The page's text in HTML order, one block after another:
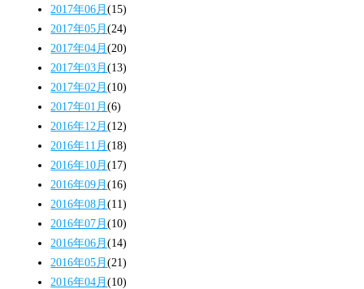
2017年06月(15)
2017年05月(24)
2017年04月(20)
2017年03月(13)
2017年02月(10)
2017年01月(6)
2016年12月(12)
2016年11月(18)
2016年10月(17)
2016年09月(16)
2016年08月(11)
2016年07月(10)
2016年06月(14)
2016年05月(21)
2016年04月(10)